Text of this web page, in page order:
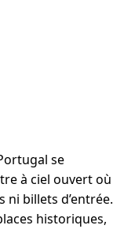
se
à ciel ouvert où
billets d’entrée.
historiques,